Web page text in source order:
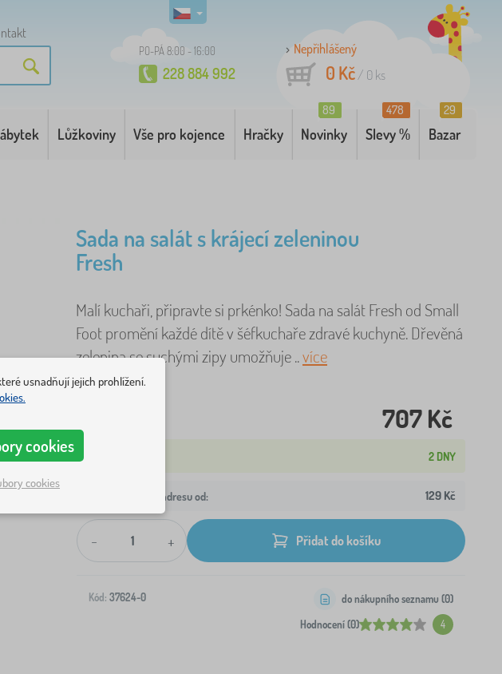
PO-PÁ 8:00 - 16:00
228 884 992
Nepřihlášený
0 Kč/ 0 ks
Lůžkoviny Vše pro kojence Hračky Novinky
89
Slevy %
478
Bazar
29
Sada na salát s krájecí zeleninou
Fresh
Malí kuchaři, připravte si prkénko! Sada na salát Fresh od Small
Foot promění každé dítě v šéfkuchaře zdravé kuchyně. Dřevěná
zelenina se suchými zipy umožňuje ..více
707 Kč
2 DNY
Doprava na Vaši adresu od: 129 Kč
- + Přidat do košíku
Kód: 37624-0
Hodnocení (0) 4
do nákupního seznamu (0)
usnadňují jejich prohlížení.
cookies
cookies